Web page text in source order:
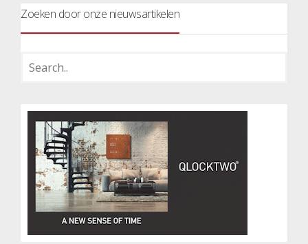
Zoeken door onze nieuwsartikelen